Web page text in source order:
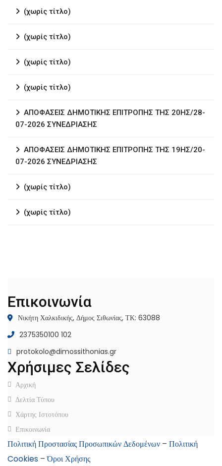
(χωρίς τίτλο)
(χωρίς τίτλο)
(χωρίς τίτλο)
(χωρίς τίτλο)
ΑΠΟΦΑΣΕΙΣ ΔΗΜΟΤΙΚΗΣ ΕΠΙΤΡΟΠΗΣ ΤΗΣ 20ΗΣ/28-
07-2026 ΣΥΝΕΔΡΙΑΣΗΣ
ΑΠΟΦΑΣΕΙΣ ΔΗΜΟΤΙΚΗΣ ΕΠΙΤΡΟΠΗΣ ΤΗΣ 19ΗΣ/20-
07-2026 ΣΥΝΕΔΡΙΑΣΗΣ
(χωρίς τίτλο)
(χωρίς τίτλο)
Επικοινωνία
Νικήτη Χαλκιδικής, Δήμος Σιθωνίας, ΤΚ: 63088
2375350100 102
protokolo@dimossithonias.gr
Χρήσιμες Σελίδες
Αρχική
Δελτία Τύπου
Χάρτης Ιστοτόπου
Επικοινωνία
Πολιτική Προστασίας Προσωπικών Δεδομένων – Πολιτική
Cookies –Όροι Χρήσης